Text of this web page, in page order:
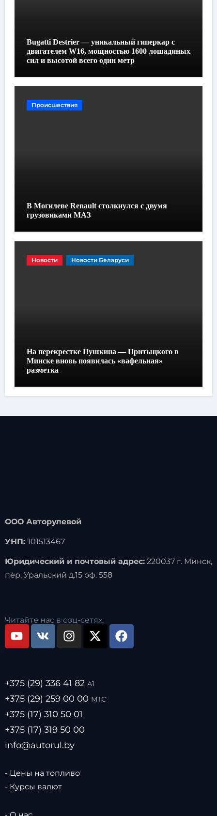
Bugatti Destrier — уникальный гиперкар с
двигателем W16, мощностью 1600 лошадиных
сил и высотой всего один метр
Происшествия
В Могилеве Renault столкнулся с двумя
грузовиками МАЗ
Новости Новости Беларуси
На перекрестке Пушкина — Притыцкого в
Минске вновь появилась «вафельная»
разметка
ООО Авторулевой
УНП: 101513467
Юридический и почтовый адрес:220037 г. Минск,
пер. Уральский д.15 оф. 558
Читайте нас в соц-сетях:
+375 (29) 336 41 82 А1
+375 (29) 259 00 00 МТС
+375 (17) 310 50 01
+375 (17) 319 50 00
info@autorul.by
- Цены на топливо
- Курсы валют